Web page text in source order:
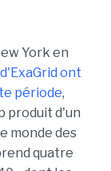
York en
ont
période,
produit d'un
monde des
quatre